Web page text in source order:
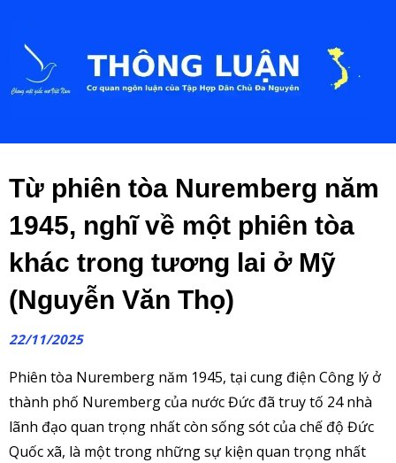
Từ phiên tòa Nuremberg năm
1945, nghĩ về một phiên tòa
khác trong tương lai ở Mỹ
(Nguyễn Văn Thọ)
22/11/2025
Phiên tòa Nuremberg năm 1945, tại cung điện Công lý ở
thành phố Nuremberg của nước Đức đã truy tố 24 nhà
lãnh đạo quan trọng nhất còn sống sót của chế độ Đức
Quốc xã, là một trong những sự kiện quan trọng nhất